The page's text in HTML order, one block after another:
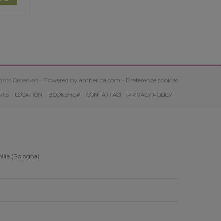
Reserved - Powered by antherica.com - Preferenze cookies
LOCATION BOOKSHOP CONTATTACI PRIVACY POLICY
(Bologna)